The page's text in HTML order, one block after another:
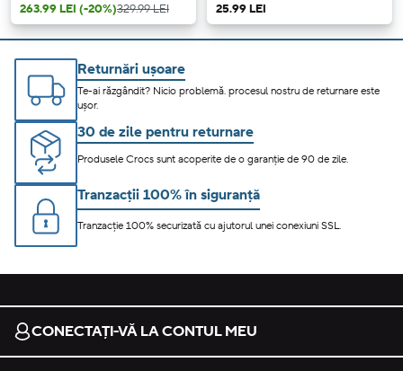
263.99 LEI (-20%)329.99 LEI 25.99 LEI
Returnări ușoare
Te-ai răzgândit? Nicio problemă. procesul nostru de returnare este
ușor.
30 de zile pentru returnare
Produsele Crocs sunt acoperite de o garanție de 90 de zile.
Tranzacții 100% în siguranță
Tranzacție 100% securizată cu ajutorul unei conexiuni SSL.
CONECTAȚI-VĂ LA CONTUL MEU